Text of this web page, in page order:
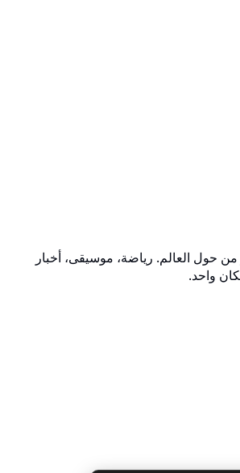
حول العالم. رياضة، موسيقى، أخبار
واحد.